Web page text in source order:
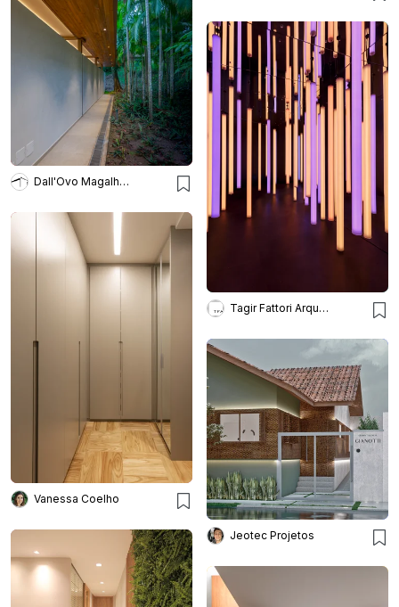
Dall'Ovo Magalhães
Tagir Fattori Arquitetura
Vanessa Coelho
Jeotec Projetos